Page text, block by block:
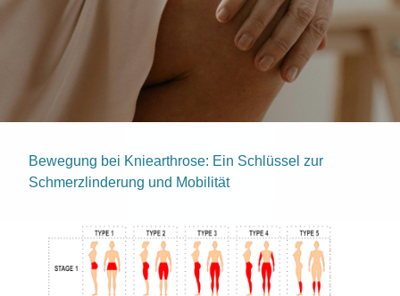
Bewegung bei Kniearthrose: Ein Schlüssel zur
Schmerzlinderung und Mobilität